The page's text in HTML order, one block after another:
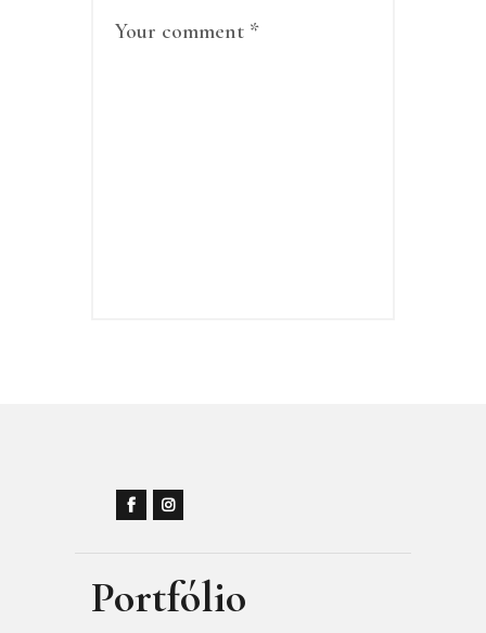
Portfólio